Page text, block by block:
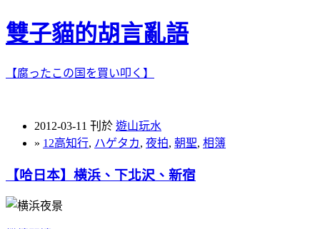
雙子貓的胡言亂語
【腐ったこの国を買い叩く】
2012-03-11 刊於 遊山玩水
» 12高知行, ハゲタカ, 夜拍, 朝聖, 相簿
【哈日本】横浜、下北沢、新宿